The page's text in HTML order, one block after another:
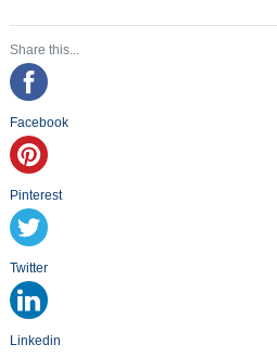
Share this...
Facebook
Pinterest
Twitter
Linkedin